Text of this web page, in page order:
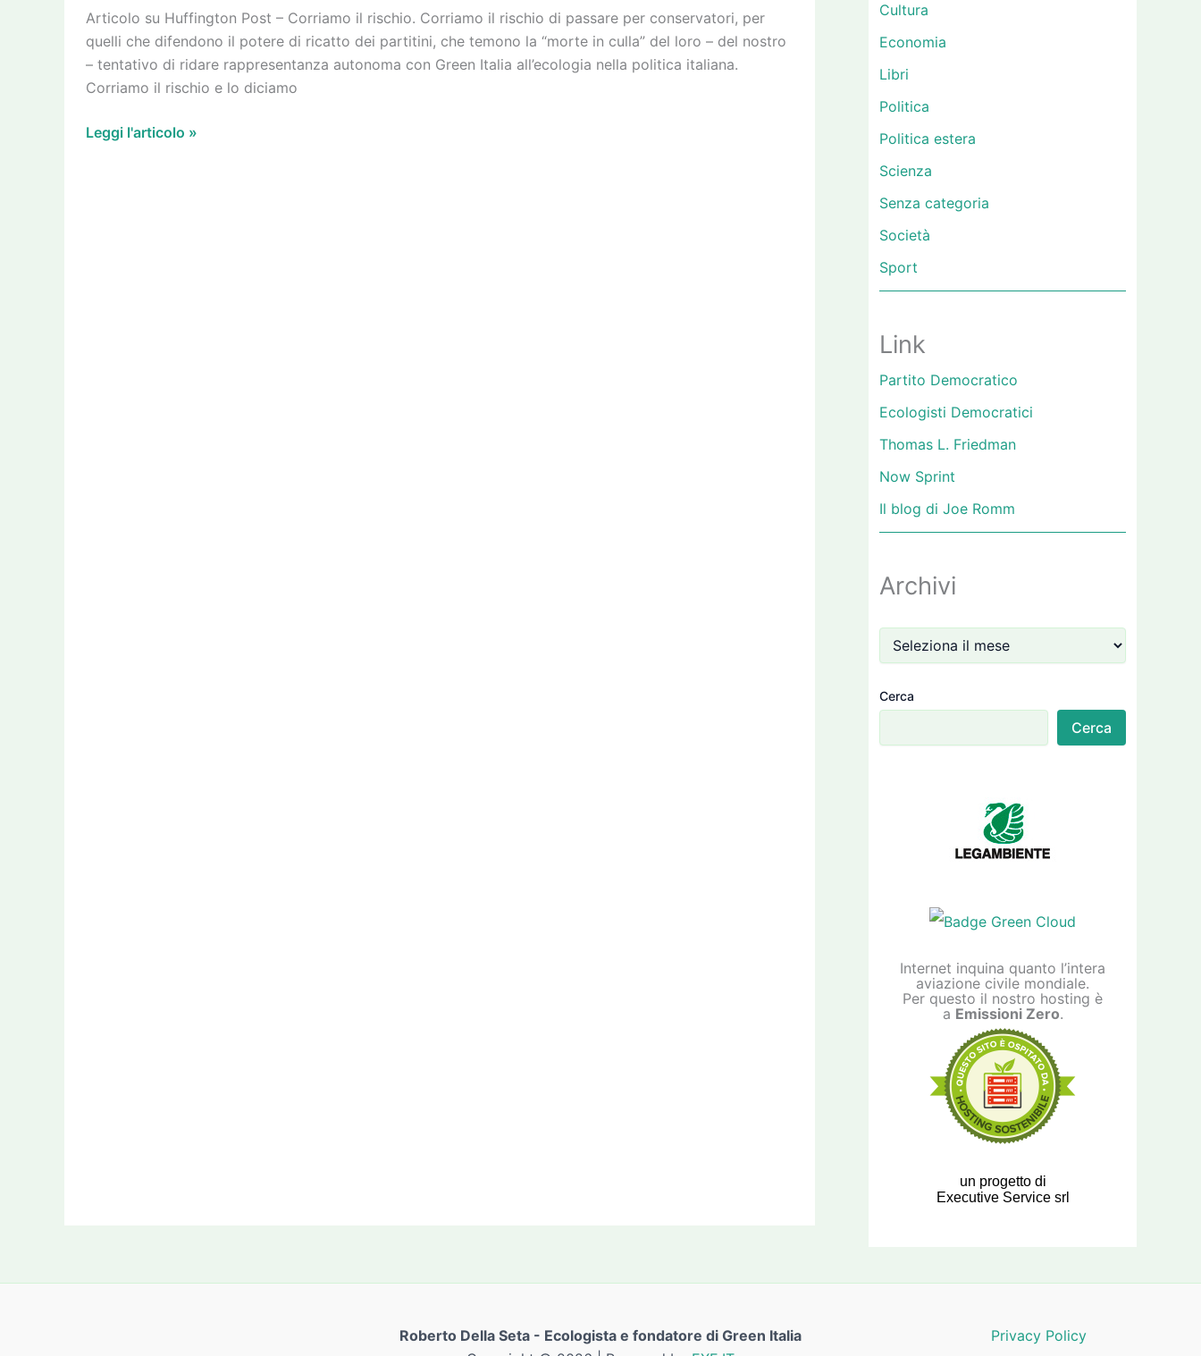
Articolo su Huffington Post – Corriamo il rischio. Corriamo il rischio di passare per conservatori, per
quelli che difendono il potere di ricatto dei partitini, che temono la “morte in culla” del loro – del nostro
– tentativo di ridare rappresentanza autonoma con Green Italia all’ecologia nella politica italiana.
Corriamo il rischio e lo diciamo
(in
confronto)
Leggi l'articolo »
Cultura
Economia
Libri
Politica
Politica estera
Scienza
Senza categoria
Società
Sport
Link
Partito Democratico
Ecologisti Democratici
Thomas L. Friedman
Now Sprint
Il blog di Joe Romm
Archivi
Cerca
Cerca
Internet inquina quanto l’intera
aviazione civile mondiale.
Per questo il nostro hosting è
a Emissioni Zero.
un progetto di
Executive Service srl
Roberto Della Seta - Ecologista e fondatore di Green Italia
Privacy Policy